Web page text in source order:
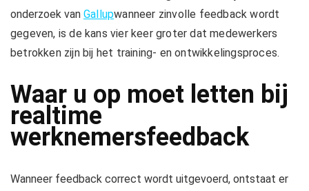
onderzoek van Gallupwanneer zinvolle feedback wordt
gegeven, is de kans vier keer groter dat medewerkers
betrokken zijn bij het training- en ontwikkelingsproces.
Waar u op moet letten bij
realtime
werknemersfeedback
Wanneer feedback correct wordt uitgevoerd, ontstaat er